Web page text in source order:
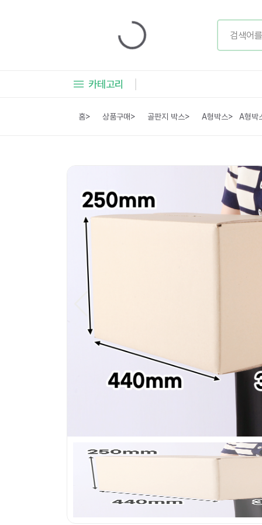
카테고리
홈> 상품구매> 골판지 박스> A형박스> A형